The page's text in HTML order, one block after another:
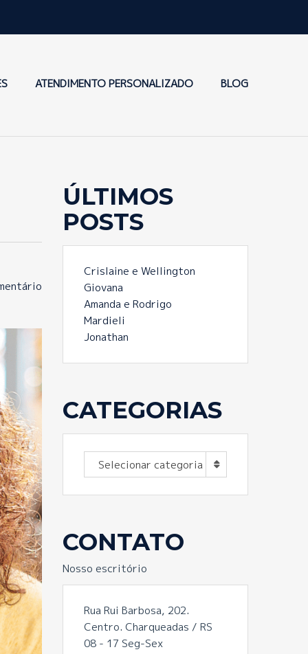
ATENDIMENTO PERSONALIZADO BLOG
ÚLTIMOS
POSTS
Crislaine e Wellington
Giovana
Amanda e Rodrigo
Mardieli
Jonathan
CATEGORIAS
Categorias
Selecionar categoria
CONTATO
Nosso escritório
Rua Rui Barbosa, 202.
Centro. Charqueadas / RS
08 - 17 Seg-Sex